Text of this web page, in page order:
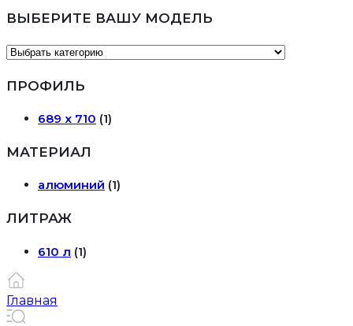
ВЫБЕРИТЕ ВАШУ МОДЕЛЬ
ПРОФИЛЬ
689 х 710 (1)
МАТЕРИАЛ
алюминий (1)
ЛИТРАЖ
610 л (1)
Главная